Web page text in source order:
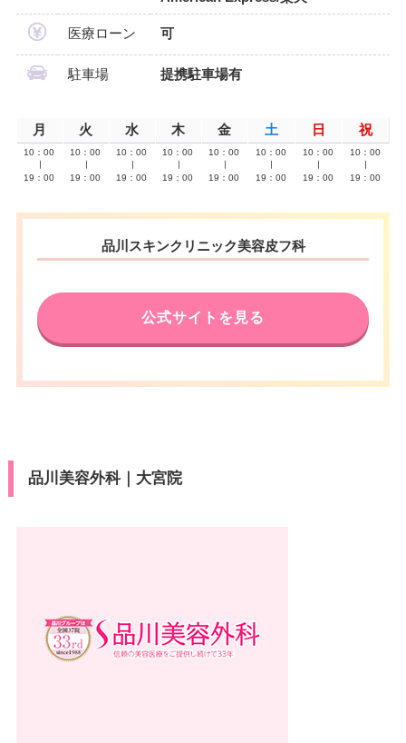
医療ローン 可
駐車場 提携駐車場有
月 火 水 木 金 土 日 祝
10：00
19：00
10：00
19：00
10：00
19：00
10：00
19：00
10：00
19：00
10：00
19：00
10：00
19：00
10：00
19：00
品川スキンクリニック美容皮フ科
公式サイトを見る
品川美容外科｜大宮院